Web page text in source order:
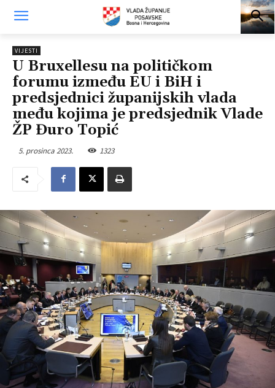
VIJESTI
U Bruxellesu na političkom
forumu između EU i BiH i
predsjednici županijskih vlada
među kojima je predsjednik Vlade
ŽP Đuro Topić
5. prosinca 2023. 1323